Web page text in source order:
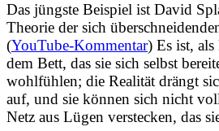
Das jüngste Beispiel ist David
Theorie der sich
(YouTube-Kommentar) Es ist,
dem Bett, das sie sich selbst
wohlfühlen; die Realität drängt
auf, und sie können sich nicht
Netz aus Lügen verstecken, das